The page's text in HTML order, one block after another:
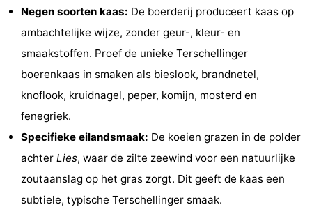
minutes
Strand
Bezienswaardigheden
Musea
Negen soorten kaas: De boerderij produceert kaas op
ambachtelijke wijze, zonder geur-, kleur- en
smaakstoffen. Proef de unieke Terschellinger
boerenkaas in smaken als bieslook, brandnetel,
knoflook, kruidnagel, peper, komijn, mosterd en
fenegriek.
Specifieke eilandsmaak: De koeien grazen in de polder
achter Lies, waar de zilte zeewind voor een natuurlijke
zoutaanslag op het gras zorgt. Dit geeft de kaas een
subtiele, typische Terschellinger smaak.